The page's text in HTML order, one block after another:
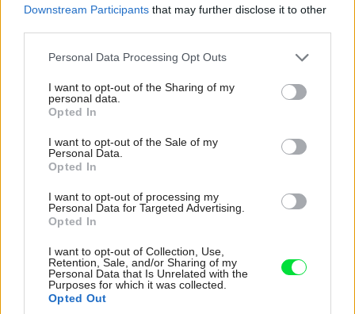
Downstream Participants that may further disclose it to other
Please note that this website/app uses one or more Google
not limited to your visit or usage behaviour. You may click to
grant or deny consent to Google and its third-party tags to
use your data for below specified purposes in below Google
consent section.
Personal Data Processing Opt Outs
I want to opt-out of the Sharing of my
personal data.
Opted In
I want to opt-out of the Sale of my
Personal Data.
Opted In
I want to opt-out of processing my
Personal Data for Targeted Advertising.
Opted In
I want to opt-out of Collection, Use,
Retention, Sale, and/or Sharing of my
Personal Data that Is Unrelated with the
Purposes for which it was collected.
Opted Out
strešného zasklenia nad schodiskom. Najväčší rám, aký
nám mohli vyrobiť, si vynútil posunutie steny o 10 cm
smerom z našej spálne do schodiskového átria. V spálni
sa teraz tvári ako výtvarný zámer,“ končí výpočet
nezdarov David a pritom pokojne kopíruje na cédéčko
obrázky z hrubej stavby: „Nad projektom sme preto
takdlho rozmýšľali a pracovali, aby sme neskôr